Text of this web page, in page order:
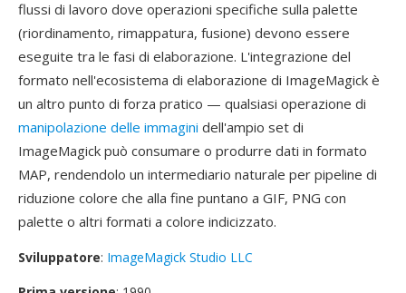
flussi di lavoro dove operazioni specifiche sulla palette
(riordinamento, rimappatura, fusione) devono essere
eseguite tra le fasi di elaborazione. L'integrazione del
formato nell'ecosistema di elaborazione di ImageMagick è
un altro punto di forza pratico — qualsiasi operazione di
manipolazione delle immagini dell'ampio set di
ImageMagick può consumare o produrre dati in formato
MAP, rendendolo un intermediario naturale per pipeline di
riduzione colore che alla fine puntano a GIF, PNG con
palette o altri formati a colore indicizzato.
Sviluppatore: ImageMagick Studio LLC